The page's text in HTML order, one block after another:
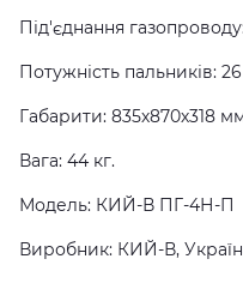
Під'єднання
Потужність пальників:
Габарити: 835х870х318
Вага: 44 кг.
Модель: КИЙ-В ПГ-4Н-П
Виробник: КИЙ-В,